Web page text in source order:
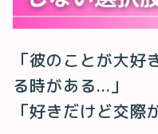
「彼のことが大好
る時がある...」
「好きだけど交際